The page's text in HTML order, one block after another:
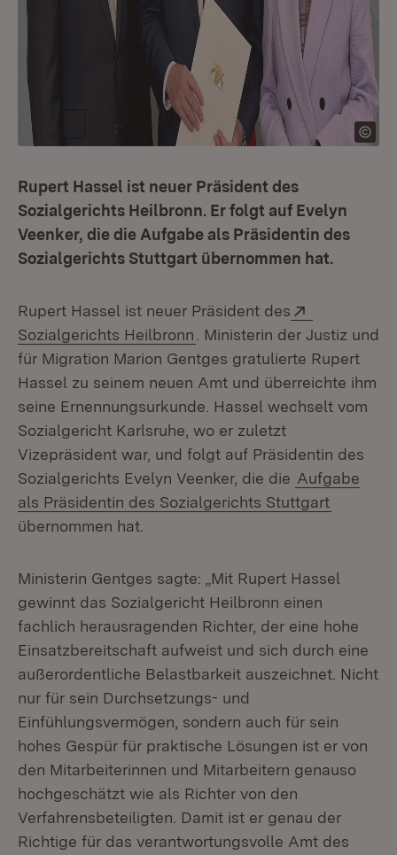
Rupert Hassel ist neuer Präsident des
Sozialgerichts Heilbronn. Er folgt auf Evelyn
Veenker, die die Aufgabe als Präsidentin des
Sozialgerichts Stuttgart übernommen hat.
Rupert Hassel ist neuer Präsident des
Sozialgerichts Heilbronn (Öffnet in neuem Fenster)
. Ministerin der Justiz und
für Migration Marion Gentges gratulierte Rupert
Hassel zu seinem neuen Amt und überreichte ihm
seine Ernennungsurkunde. Hassel wechselt vom
Sozialgericht Karlsruhe, wo er zuletzt
Vizepräsident war, und folgt auf Präsidentin des
Sozialgerichts Evelyn Veenker, die die Aufgabe
als Präsidentin des Sozialgerichts Stuttgart
übernommen hat.
Ministerin Gentges sagte: „Mit Rupert Hassel
gewinnt das Sozialgericht Heilbronn einen
fachlich herausragenden Richter, der eine hohe
Einsatzbereitschaft aufweist und sich durch eine
außerordentliche Belastbarkeit auszeichnet. Nicht
nur für sein Durchsetzungs- und
Einfühlungsvermögen, sondern auch für sein
hohes Gespür für praktische Lösungen ist er von
den Mitarbeiterinnen und Mitarbeitern genauso
hochgeschätzt wie als Richter von den
Verfahrensbeteiligten. Damit ist er genau der
Richtige für das verantwortungsvolle Amt des